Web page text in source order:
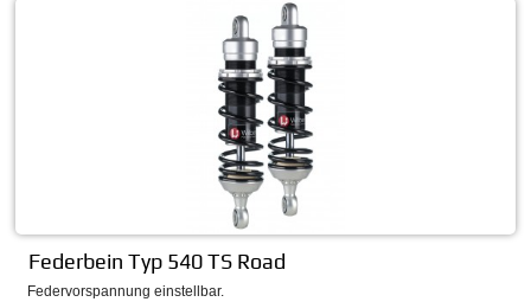
Federbein Typ 540 TS Road
Federvorspannung einstellbar.